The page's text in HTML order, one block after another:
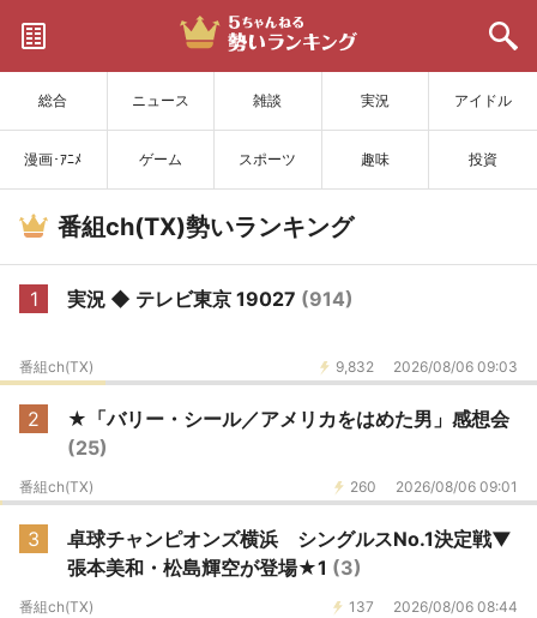
総合 ニュース 雑談 実況 アイドル
漫画･ｱﾆﾒ ゲーム スポーツ 趣味 投資
サイトを更新
番組ch(TX)勢いランキング
1 実況 ◆ テレビ東京 19027 (914)
9,832 2026/08/06 09:03
番組ch(TX)
2
★「バリー・シール／アメリカをはめた男」感想会
(25)
260 2026/08/06 09:01
番組ch(TX)
3
卓球チャンピオンズ横浜 シングルスNo.1決定戦▼
張本美和・松島輝空が登場★1 (3)
137 2026/08/06 08:44
番組ch(TX)